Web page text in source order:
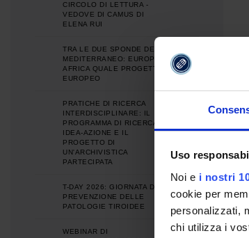
Uso
Noi e i nostri
cookie per
personalizzati,
chi utilizza i
CIRCOLO DI LETTURA -
VEDOVE DI CAMUS DI
ELENA RUI
TRA LE DUE SPONDE DEL
MEDITERRANEO: EUROPA E
AFRICA QUALE PROGETTO
EUROPEO
PRATICHE DI RICERCA
INTERDISCIPLINARE: IL
PROGRAMMA DI RICERCA
IDEA-AZIONE E IL
PROGETTO DI
UN'ARCHIVISTICA
PARTECIPATA
T-DAY 2026: GIORNATA DI
PREVENZIONE DELLE
PATOLOGIE TIROIDEE
WEBINAR DI